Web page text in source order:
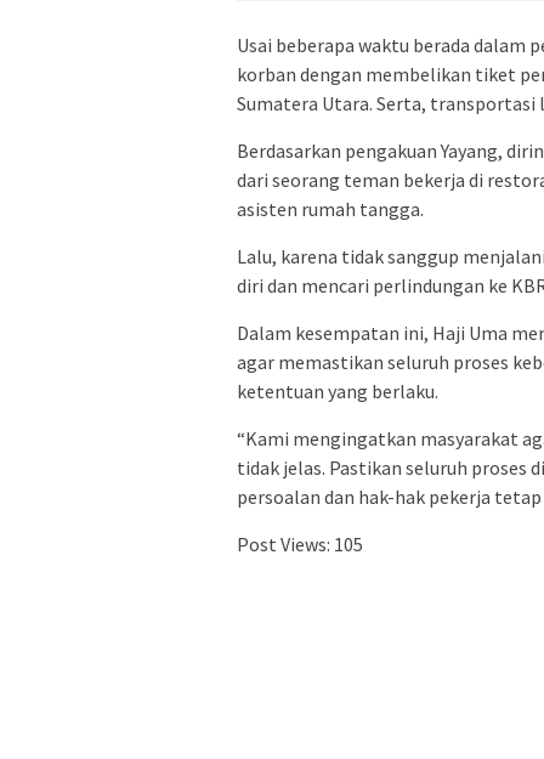
Usai beberapa waktu berada dalam
korban dengan membelikan tiket
Sumatera Utara. Serta, transportasi
Berdasarkan pengakuan Yayang,
dari seorang teman bekerja di
asisten rumah tangga.
Lalu, karena tidak sanggup
diri dan mencari perlindungan ke
Dalam kesempatan ini, Haji Uma
agar memastikan seluruh proses
ketentuan yang berlaku.
“Kami mengingatkan masyarakat
tidak jelas. Pastikan seluruh proses
persoalan dan hak-hak pekerja
Post Views: 105